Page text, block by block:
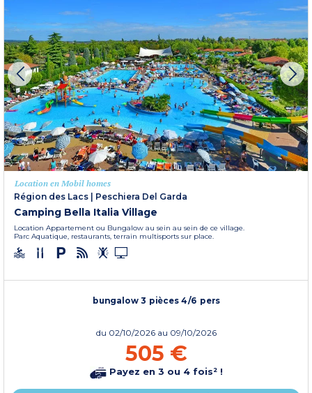
Location en Mobil homes
Région des Lacs
Peschiera Del Garda
Camping Bella Italia Village
Location Appartement ou Bungalow au sein au sein de ce village.
Parc Aquatique, restaurants, terrain multisports sur place.
bungalow 3 pièces 4/6 pers
du 02/10/2026 au 09/10/2026
505 €
Payez en 3 ou 4 fois² !